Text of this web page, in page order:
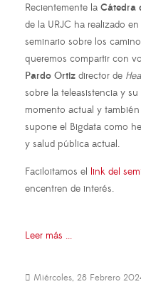
Recientemente la Cátedra
de la URJC ha realizado
seminario sobre los
queremos compartir con
Pardo Ortiz director de
sobre la teleasistencia y
momento actual y
supone el Bigdata como
y salud pública actual.
Faciloitamos el link del
encentren de interés.
Leer más ...
Miércoles, 28 Febrero